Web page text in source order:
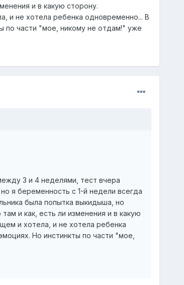
и в какую сторону.
и не хотела ребенка одновременно... В
по части "мое, никому не отдам!" уже
3 и 4 неделями, тест вчера
я беременность с 1-й недели всегда
была попытка выкидыша, но
и как, есть ли изменения и в какую
и хотела, и не хотела ребенка
Но инстинкты по части "мое,